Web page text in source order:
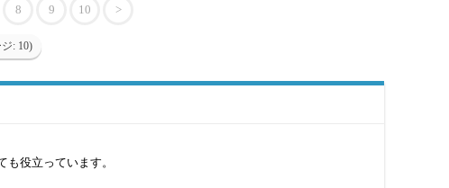
8 9 10 >
: 10)
役立っています。